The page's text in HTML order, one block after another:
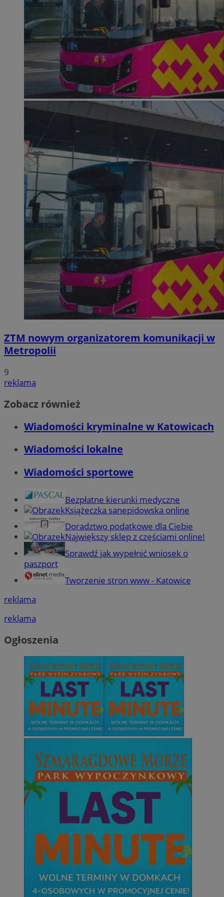
ZTM nowym organizatorem komunikacji w
Metropolii
9
reklama
Zobacz również
Wiadomości kryminalne w Katowicach
Wiadomości lokalne
Wiadomości sportowe
Bezpłatne kierunki medyczne
Książeczka sanepidowska online
Doradztwo podatkowe dla Ciebie
Największy sklep z częściami online!
Sprawdź jak wypełnić wniosek o
paszport
Tworzenie stron www - Katowice
reklama
reklama
Ogłoszenia